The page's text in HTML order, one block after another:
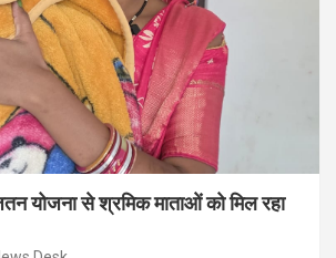
जतन योजना से श्रमिक माताओं को मिल रहा